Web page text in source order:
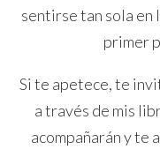
sentirse tan sola en
primer
Si te apetece, te
a través de mis
acompañarán y te